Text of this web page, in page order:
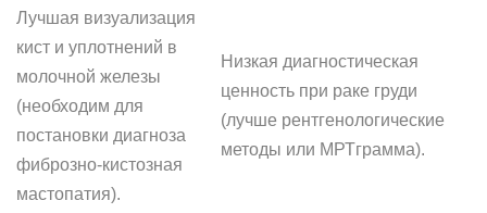
Лучшая визуализация
кист и уплотнений в
молочной железы
(необходим для
постановки диагноза
фиброзно-кистозная
мастопатия).
Низкая диагностическая
ценность при раке груди
(лучше рентгенологические
методы или МРТграмма).